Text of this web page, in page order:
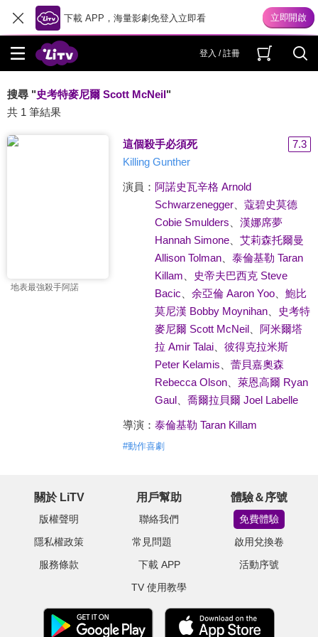
下載 APP，海量影劇免登入立即看
登入 / 註冊
搜尋 "史考特麥尼爾 Scott McNeil"
共 1 筆結果
地表最強殺手阿諾
這個殺手必須死
7.3
Killing Gunther
演員： 阿諾史瓦辛格 Arnold
Schwarzenegger、 蔻碧史莫德
Cobie Smulders
漢娜席夢
Hannah Simone、 艾莉森托爾曼
Allison Tolman、 泰倫基勒 Taran
Killam
史帝夫巴西克 Steve
Bacic
余亞倫 Aaron Yoo、 鮑比
莫尼漢 Bobby Moynihan、
史考特
麥尼爾 Scott McNeil、 阿米爾塔
拉 Amir Talai、 彼得克拉米斯
Peter Kelamis
蕾貝嘉奧森
Rebecca Olson、 萊恩高爾 Ryan
Gaul、 喬爾拉貝爾 Joel Labelle
導演： 泰倫基勒 Taran Killam
#動作喜劇
關於 LiTV
版權聲明
隱私權政策
服務條款
用戶幫助
聯絡我們
常見問題
下載 APP
TV 使用教學
體驗＆序號
免費體驗
啟用兌換卷
活動序號